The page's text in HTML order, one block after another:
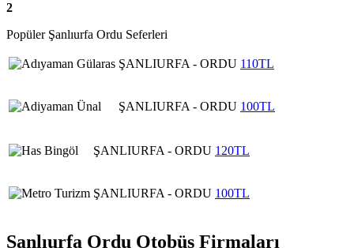
2
Popüler Şanlıurfa Ordu Seferleri
ŞANLIURFA - ORDU 110TL
ŞANLIURFA - ORDU 100TL
ŞANLIURFA - ORDU 120TL
ŞANLIURFA - ORDU 100TL
Şanlıurfa Ordu Otobüs Firmaları